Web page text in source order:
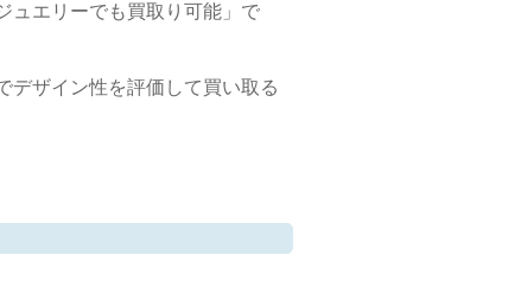
ュエリーでも買取り可能」で
デザイン性を評価して買い取る